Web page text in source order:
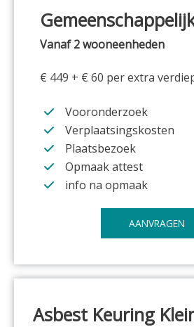
Vanaf 2 wooneenheden
€ 449 + € 60 per extra
Vooronderzoek
Verplaatsingskosten
Plaatsbezoek
Opmaak attest
info na opmaak
AANVRAGEN
Asbest Keuring